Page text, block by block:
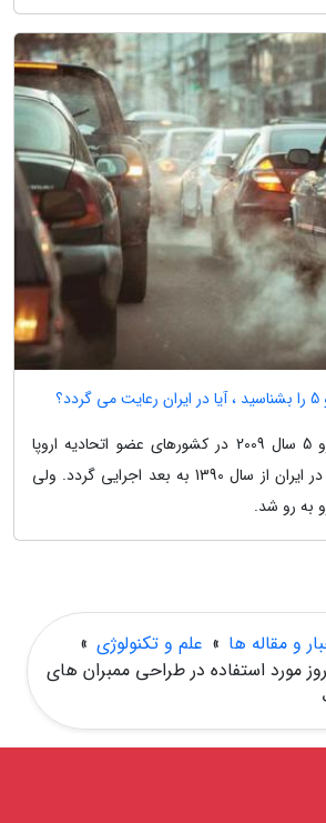
استاندارد آلایندگی یورو 5 سال 2009 در کشورهای عضو اتحادیه اروپا
استفاده شد و قرار بود در ایران از سال 1390 به بعد اجرایی گردد. ولی
به رو شد.
و مقاله ها » علم و تکنولوژی »
مورد استفاده در طراحی ممبران های